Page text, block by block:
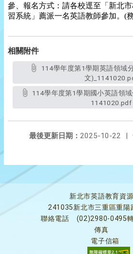
參、報名方式：請各校逕至「新北
習系統」薦派一名英語教師參加。 (
相關附件
文
1141020.pdf
最後更新日期： 2025-10-22
|
新北市英語教育資
241035新北市三重區重陽
聯絡電話
(02)2980-0495
傳真
電子信箱